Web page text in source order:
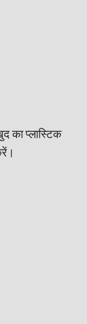
का प्लास्टिक